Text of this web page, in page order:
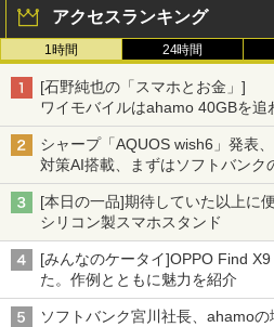
アクセスランキング
1時間 24時間
[石野純也の「スマホとお金」]
ワイモバイルはahamo 40GBを
割」の安さと1年限定の注意点
シャープ「AQUOS wish6」発表
対策AI搭載、まずはソフトバンク
[本日の一品]期待していた以上
シリコン製スマホスタンド
[みんなのケータイ]OPPO Find
た。作例とともに魅力を紹介
ソフトバンク宮川社長、ahamoの